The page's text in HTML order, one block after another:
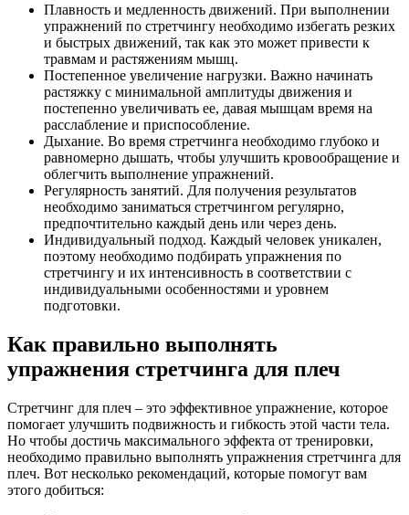
Плавность и медленность движений. При выполнении
упражнений по стретчингу необходимо избегать резких
и быстрых движений, так как это может привести к
травмам и растяжениям мышц.
Постепенное увеличение нагрузки. Важно начинать
растяжку с минимальной амплитуды движения и
постепенно увеличивать ее, давая мышцам время на
расслабление и приспособление.
Дыхание. Во время стретчинга необходимо глубоко и
равномерно дышать, чтобы улучшить кровообращение и
облегчить выполнение упражнений.
Регулярность занятий. Для получения результатов
необходимо заниматься стретчингом регулярно,
предпочтительно каждый день или через день.
Индивидуальный подход. Каждый человек уникален,
поэтому необходимо подбирать упражнения по
стретчингу и их интенсивность в соответствии с
индивидуальными особенностями и уровнем
подготовки.
Как правильно выполнять
упражнения стретчинга для плеч
Стретчинг для плеч – это эффективное упражнение, которое
помогает улучшить подвижность и гибкость этой части тела.
Но чтобы достичь максимального эффекта от тренировки,
необходимо правильно выполнять упражнения стретчинга для
плеч. Вот несколько рекомендаций, которые помогут вам
этого добиться: